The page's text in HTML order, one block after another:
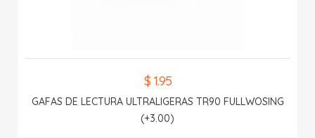
$ 1.95
GAFAS DE LECTURA ULTRALIGERAS TR90 FULLWOSING
(+3.00)